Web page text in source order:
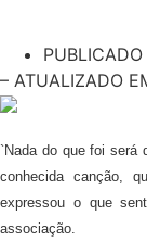
PUBLICADO
– ATUALIZADO
`Nada do que foi será
conhecida canção,
expressou o que
associação.